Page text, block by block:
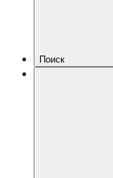
Поиск